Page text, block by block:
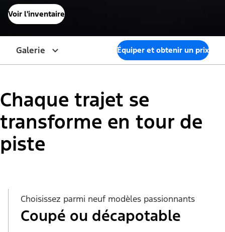
Voir l'inventaire
Galerie Équiper et obtenir un prix
Chaque trajet se
transforme en tour de
piste
Choisissez parmi neuf modèles passionnants
Coupé ou décapotable